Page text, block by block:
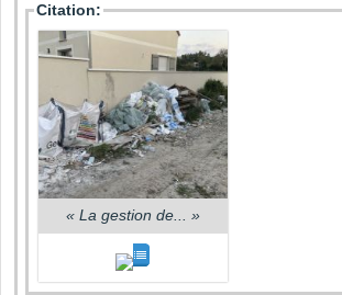
Citation:
« La gestion de... »